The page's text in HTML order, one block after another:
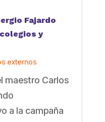
Fajardo
y
externos
maestro Carlos
a la campaña